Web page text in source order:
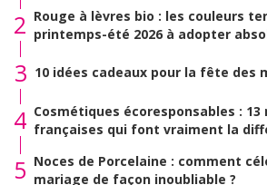
2 Rouge à lèvres bio : les couleurs
printemps-été 2026 à adopter
3 10 idées cadeaux pour la fête des
4 Cosmétiques écoresponsables : 13
françaises qui font vraiment la
5 Noces de Porcelaine : comment
mariage de façon inoubliable ?